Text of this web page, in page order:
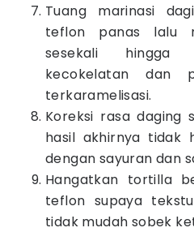
Tuang marinasi
teflon panas lalu
sesekali hingga
kecokelatan dan
terkaramelisasi.
Koreksi rasa daging
hasil akhirnya tidak
dengan sayuran dan
Hangatkan tortilla
teflon supaya
tidak mudah sobek